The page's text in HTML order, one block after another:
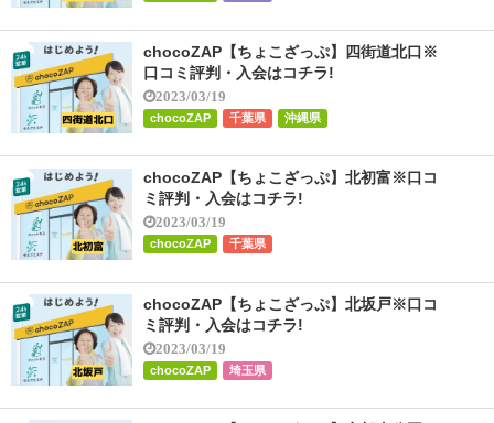
chocoZAP【ちょこざっぷ】四街道北口※
口コミ評判・入会はコチラ!
2023/03/19
chocoZAP 千葉県 沖縄県
chocoZAP【ちょこざっぷ】北初富※口コ
ミ評判・入会はコチラ!
2023/03/19
chocoZAP 千葉県
chocoZAP【ちょこざっぷ】北坂戸※口コ
ミ評判・入会はコチラ!
2023/03/19
chocoZAP 埼玉県